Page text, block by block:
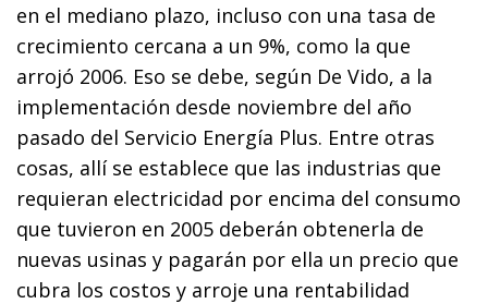
en el mediano plazo, incluso con una tasa de
crecimiento cercana a un 9%, como la que
arrojó 2006. Eso se debe, según De Vido, a la
implementación desde noviembre del año
pasado del Servicio Energía Plus. Entre otras
cosas, allí se establece que las industrias que
requieran electricidad por encima del consumo
que tuvieron en 2005 deberán obtenerla de
nuevas usinas y pagarán por ella un precio que
cubra los costos y arroje una rentabilidad